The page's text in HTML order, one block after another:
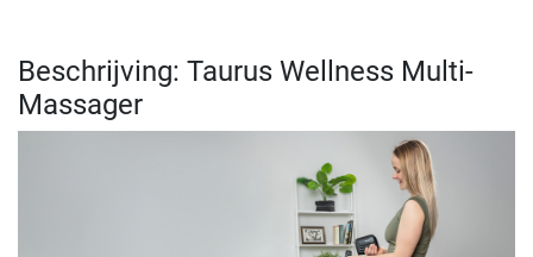
Beschrijving: Taurus Wellness Multi-
Massager